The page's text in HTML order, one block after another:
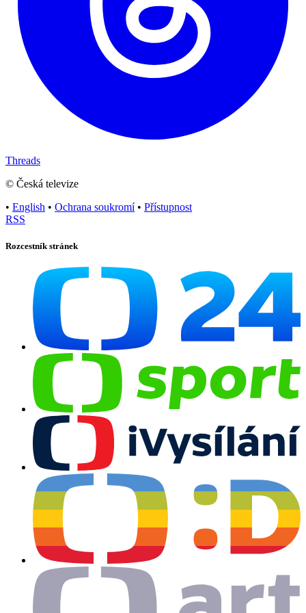
Threads
© Česká televize
• English • Ochrana soukromí • Přístupnost
RSS
Rozcestník stránek